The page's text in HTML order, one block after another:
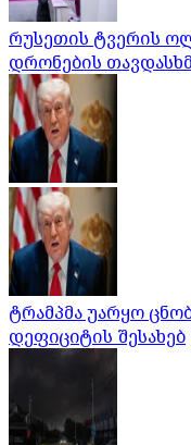
რუსეთის ტვერის
დრონების
ტრამპმა უარყო
დეფიციტის შესახებ